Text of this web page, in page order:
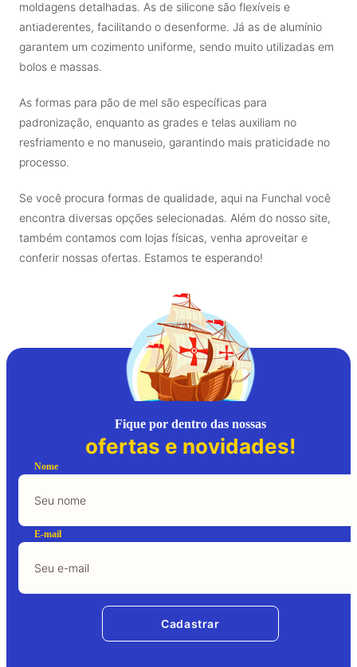
moldagens detalhadas. As de silicone são flexíveis e
antiaderentes, facilitando o desenforme. Já as de alumínio
garantem um cozimento uniforme, sendo muito utilizadas em
bolos e massas.
As formas para pão de mel são específicas para
padronização, enquanto as grades e telas auxiliam no
resfriamento e no manuseio, garantindo mais praticidade no
processo.
Se você procura formas de qualidade, aqui na Funchal você
encontra diversas opções selecionadas. Além do nosso site,
também contamos com lojas físicas, venha aproveitar e
conferir nossas ofertas. Estamos te esperando!
Fique por dentro das nossas
ofertas e novidades!
Nome
E-mail
Cadastrar